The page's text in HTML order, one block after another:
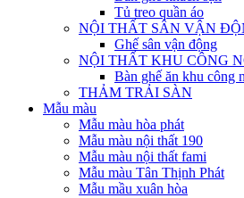
Tủ treo quần áo
NỘI THẤT SÂN VẬN
Ghế sân vận động
NỘI THẤT KHU CÔNG
Bàn ghế ăn khu công
THẢM TRẢI SÀN
Mẫu màu
Mẫu màu hòa phát
Mẫu màu nội thất 190
Mẫu màu nội thất fami
Mẫu màu Tân Thịnh Phát
Mẫu mầu xuân hòa